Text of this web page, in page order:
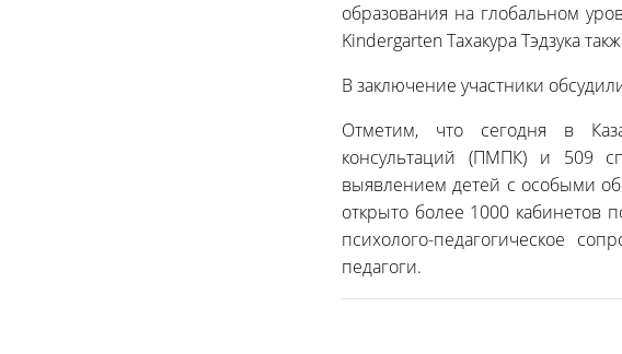
образования на глобальном
Kindergarten Тахакура Тэдзука
В заключение участники
Отметим, что сегодня в
консультаций (ПМПК) и 509
выявлением детей с особыми
открыто более 1000 кабинетов
психолого-педагогическое
педагоги.